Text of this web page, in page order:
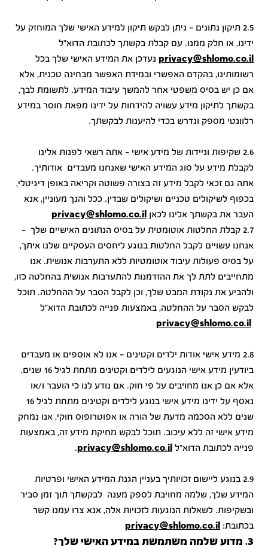
2.5 תיקון נתונים – ניתן לבקש תיקון למידע האישי שלך המוחזק על
ידינו, או חלק ממנו. עם קבלת בקשתך לכתובת הדוא"ל
privacy@shlomo.co.il נעדכן את המידע האישי שלך בכל
רשומותינו, בהקדם האפשרי ובמידת האפשר מבחינה טכנית, אלא
אם כן יש בסיס משפטי אחר להמשך עיבוד המידע. לתשומת לבך,
בקשתך לתיקון מידע עשויה להידחות על ידינו מפאת חוסר במידע
רלוונטי מספק ונדרש בכדי להיענות לבקשתך.
2.6 שקיפות וניידות של מידע אישי - אתה רשאי לפנות אלינו
לקבלת מידע על סוג המידע האישי שאנחנו מעבדים אודותיך.
אתה גם זכאי לקבל מידע זה בצורה פשוטה וקריאה באופן דיגיטלי,
בכפוף לשיקולים טכניים ושיקולים שבדין. ככל והנך מעוניין, אנא
העבר את בקשתך אלינו לכאן privacy@shlomo.co.il
2.7 קבלת החלטות אוטומטית על בסיס הנתונים האישיים שלך –
אנחנו עשויים לקבל החלטות בנוגע ליחסים העסקיים שלנו איתך,
על בסיס פעולות עיבוד אוטומטיות ללא התערבות אנושית. אנו
מתחייבים לתת לך את ההזדמנות להתערבות אנושית בהחלטה כזו,
ולהביע את נקודת המבט שלך, וכן לקבל הסבר על ההחלטה. תוכל
לבקש הסבר על ההחלטה, באמצעות פנייה לכתובת הדוא"ל
privacy@shlomo.co.il
2.8 מידע אישי אודות ילדים וקטינים - אנו לא אוספים או מעבדים
ביודעין מידע אישי הנוגעים לילדים וקטינים מתחת לגיל 16 שנים,
אלא אם כן אנו מחויבים על פי חוק. אם נודע לנו כי הועבר ו/או
נאסף על ידינו מידע אישי בנוגע לילדים וקטינים מתחת לגיל 16
שנים ללא הסכמה מדעת של הורה או אפוטרופוס חוקי, אנו נמחק
מידע אישי זה ללא עיכוב. תוכל לבקש מחיקת מידע זה, באמצעות
פנייה לכתובת הדוא"ל privacy@shlomo.co.il
.
2.9 בנוגע ליישום זכויותיך בעניין הגנת המידע האישי ופרטיות
המידע שלך, שלמה מחויבת לספק מענה לבקשתך תוך זמן סביר
ובשקיפות. לשאלות הנוגעות לזכויות אלה, אנא צרו עמנו קשר
בכתובת: privacy@shlomo.co.il
3. מדוע שלמה משתמשת במידע האישי שלך?